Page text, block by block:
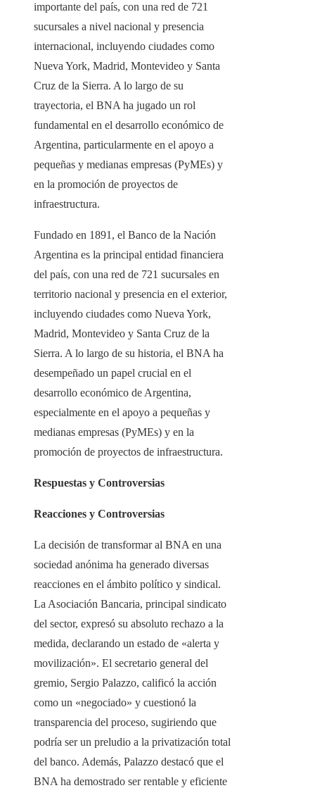
importante del país, con una red de 721
sucursales a nivel nacional y presencia
internacional, incluyendo ciudades como
Nueva York, Madrid, Montevideo y Santa
Cruz de la Sierra. A lo largo de su
trayectoria, el BNA ha jugado un rol
fundamental en el desarrollo económico de
Argentina, particularmente en el apoyo a
pequeñas y medianas empresas (PyMEs) y
en la promoción de proyectos de
infraestructura.
Fundado en 1891, el Banco de la Nación
Argentina es la principal entidad financiera
del país, con una red de 721 sucursales en
territorio nacional y presencia en el exterior,
incluyendo ciudades como Nueva York,
Madrid, Montevideo y Santa Cruz de la
Sierra. A lo largo de su historia, el BNA ha
desempeñado un papel crucial en el
desarrollo económico de Argentina,
especialmente en el apoyo a pequeñas y
medianas empresas (PyMEs) y en la
promoción de proyectos de infraestructura.
Respuestas y Controversias
Reacciones y Controversias
La decisión de transformar al BNA en una
sociedad anónima ha generado diversas
reacciones en el ámbito político y sindical.
La Asociación Bancaria, principal sindicato
del sector, expresó su absoluto rechazo a la
medida, declarando un estado de «alerta y
movilización». El secretario general del
gremio, Sergio Palazzo, calificó la acción
como un «negociado» y cuestionó la
transparencia del proceso, sugiriendo que
podría ser un preludio a la privatización total
del banco. Además, Palazzo destacó que el
BNA ha demostrado ser rentable y eficiente